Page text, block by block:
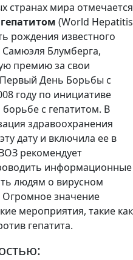
странах мира отмечается
(World Hepatitis
рождения известного
Самюэля Блумберга,
премию за свои
Первый День Борьбы с
году по инициативе
с гепатитом. В
здравоохранения
дату и включила ее в
рекомендует
информационные
людям о вирусном
Огромное значение
мероприятия, такие как
гепатита.